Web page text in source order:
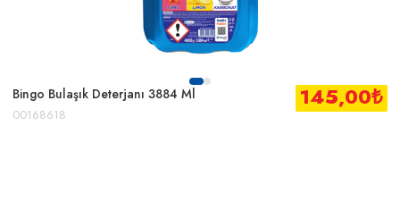
Bingo Bulaşık Deterjanı 3884 Ml
00168618
145,00₺